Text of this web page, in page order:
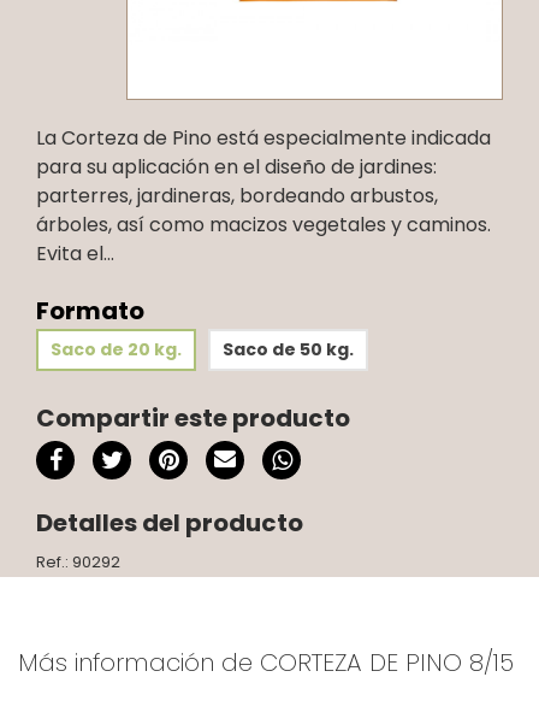
La Corteza de Pino está especialmente indicada
para su aplicación en el diseño de jardines:
parterres, jardineras, bordeando arbustos,
árboles, así como macizos vegetales y caminos.
Evita el...
Formato
Saco de 20 kg. Saco de 50 kg.
Compartir este producto
Detalles del producto
Ref.: 90292
Más información de CORTEZA DE PINO 8/15